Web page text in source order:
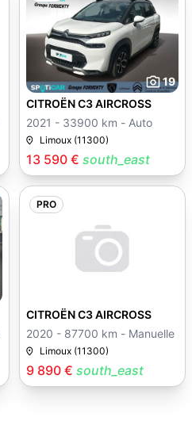
19
13 590 € south_east
CITROËN C3 AIRCROSS
2021 - 33900 km - Auto
Limoux (11300)
PRO
9 890 € south_east
CITROËN C3 AIRCROSS
2020 - 87700 km - Manuelle
Limoux (11300)